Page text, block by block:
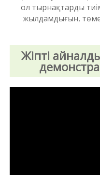
ол тырнақтарды
жылдамдығын,
Жіпті